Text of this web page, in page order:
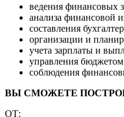
ведения финансовых
анализа финансовой
составления
организации и
учета зарплаты и
управления бюджетом
соблюдения
ВЫ СМОЖЕТЕ
ОТ: